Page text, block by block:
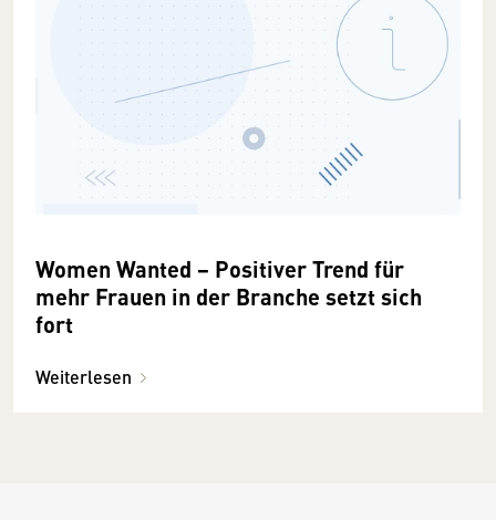
Women Wanted − Positiver Trend für
mehr Frauen in der Branche setzt sich
fort
Weiterlesen